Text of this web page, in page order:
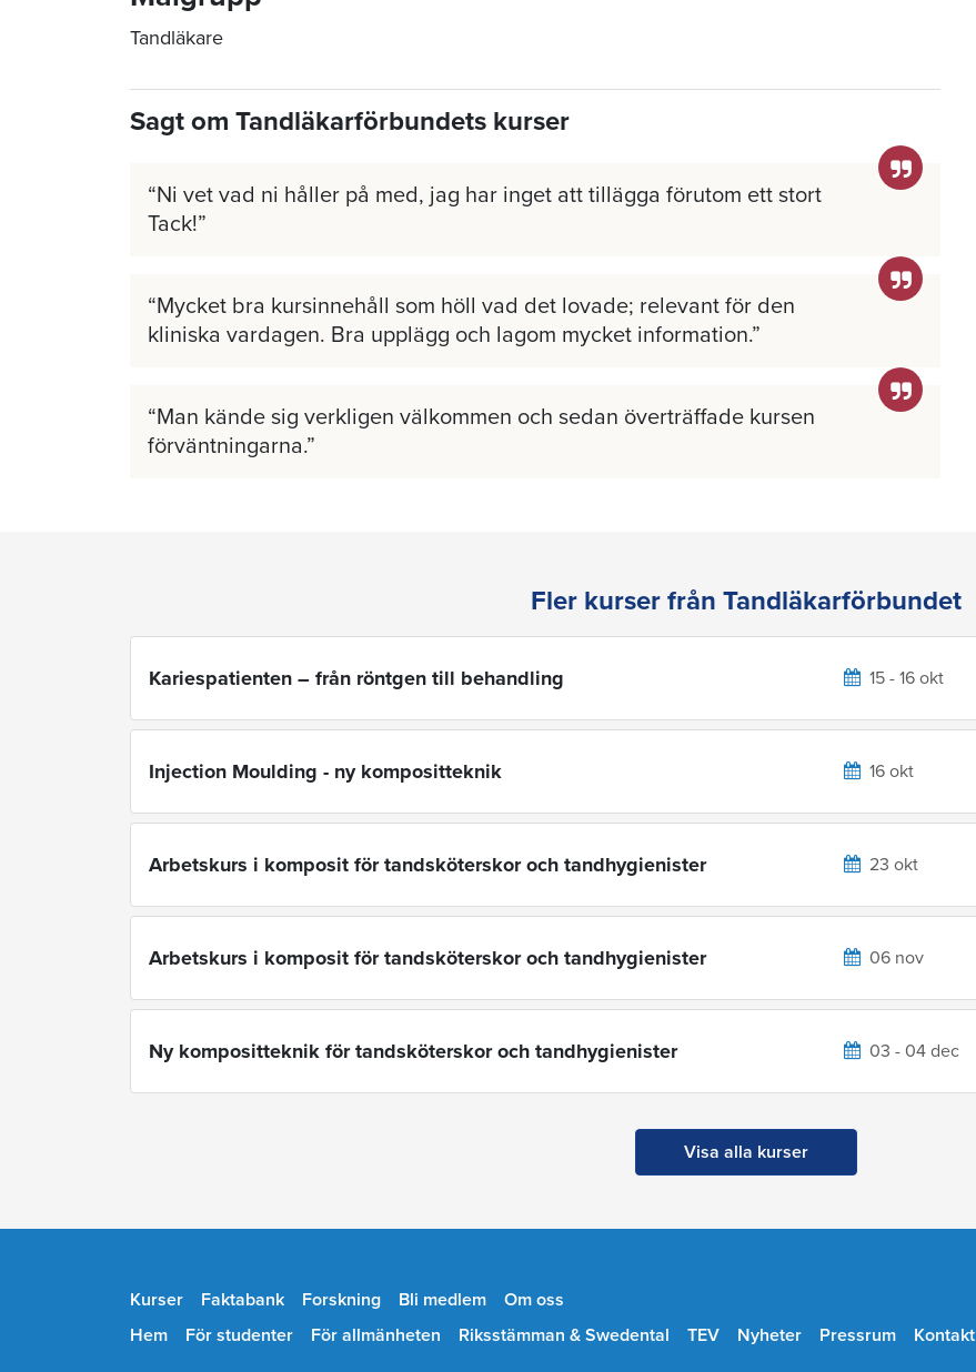
Tandläkare
Sagt om Tandläkarförbundets kurser
Ni vet vad ni håller på med, jag har inget att tillägga förutom ett stort
Tack!
Mycket bra kursinnehåll som höll vad det lovade; relevant för den
kliniska vardagen. Bra upplägg och lagom mycket information.
Man kände sig verkligen välkommen och sedan överträffade kursen
förväntningarna.
Fler kurser från Tandläkarförbundet
Kariespatienten – från röntgen till behandling 15 - 16 okt
Injection Moulding - ny kompositteknik 16 okt
Arbetskurs i komposit för tandsköterskor och tandhygienister 23 okt
Arbetskurs i komposit för tandsköterskor och tandhygienister 06 nov
Ny kompositteknik för tandsköterskor och tandhygienister 03 - 04 dec
Visa alla kurser
Kurser Faktabank Forskning Bli medlem
Om oss
Hem
För studenter För allmänheten Riksstämman & Swedental TEV Nyheter Pressrum Kontakt